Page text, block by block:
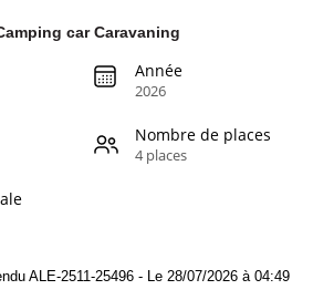
car Caravaning
Année
2026
Nombre de places
4 places
ALE-2511-25496 - Le 28/07/2026 à 04:49